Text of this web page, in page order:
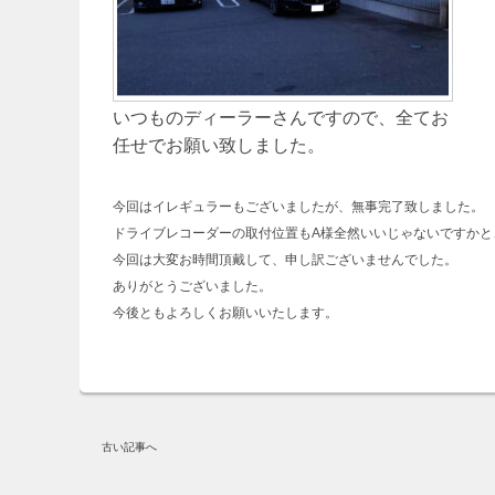
いつものディーラーさんですので、全てお
任せでお願い致しました。
今回はイレギュラーもございましたが、無事完了致しました。
ドライブレコーダーの取付位置もA様全然いいじゃないですかと
今回は大変お時間頂戴して、申し訳ございませんでした。
ありがとうございました。
今後ともよろしくお願いいたします。
古い記事へ